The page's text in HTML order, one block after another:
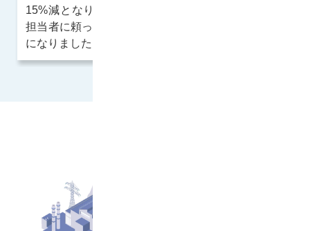
15%減となり、在庫も10-20%減。難解でベテラン
担当者に頼っていた仕事もみんなで分担できるよう
になりました。